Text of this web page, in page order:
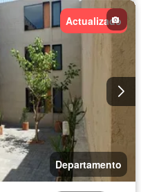
Actualizado
Departamento